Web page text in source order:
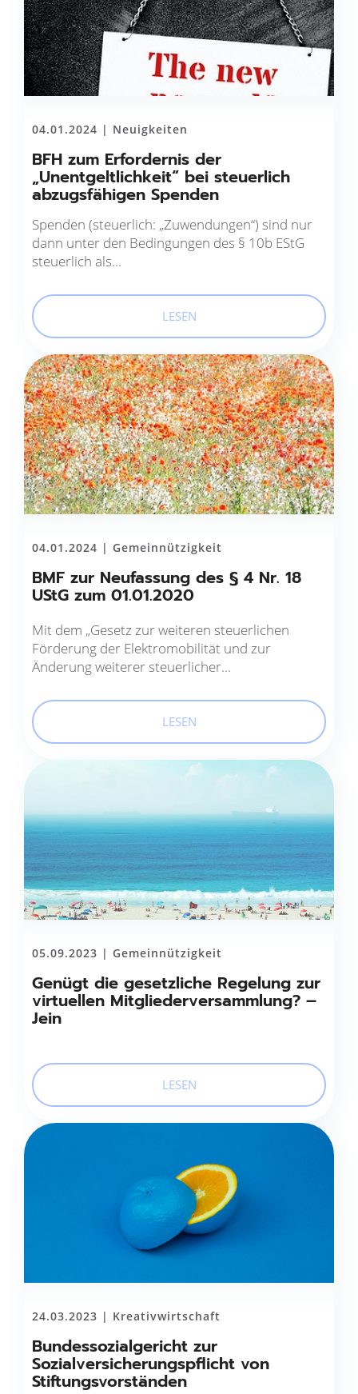
04.01.2024 | Neuigkeiten
BFH zum Erfordernis der
„Unentgeltlichkeit“ bei steuerlich
abzugsfähigen Spenden
Spenden (steuerlich: „Zuwendungen“) sind nur
dann unter den Be­dingungen des § 10b EStG
steuerlich als...
LESEN
04.01.2024 | Gemeinnützigkeit
BMF zur Neufassung des § 4 Nr. 18
UStG zum 01.01.2020
Mit dem „Gesetz zur weiteren steuerlichen
Förderung der Elektromo­bilität und zur
Änderung weiterer steuerlicher...
LESEN
05.09.2023 | Gemeinnützigkeit
Genügt die gesetzliche Regelung zur
virtuellen Mitgliederversammlung? –
Jein
LESEN
24.03.2023 | Kreativwirtschaft
Bundessozialgericht zur
Sozialversicherungspflicht von
Stiftungsvorständen